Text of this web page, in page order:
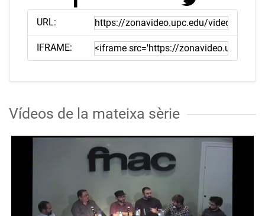
URL:
IFRAME:
Vídeos de la mateixa sèrie